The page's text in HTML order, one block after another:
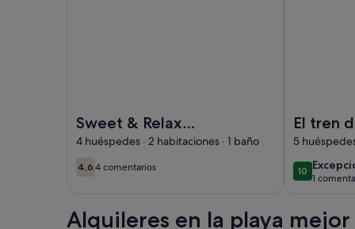
Sweet & Relax
Beach Apartment
"Las Gaviotas"
4 huéspedes · 2 habitaciones · 1 baño
4,64,6 de 10
4 comentarios
(4 comentarios)
El tren
frente
5
1010 de 10
1
(1
Alquileres en la playa